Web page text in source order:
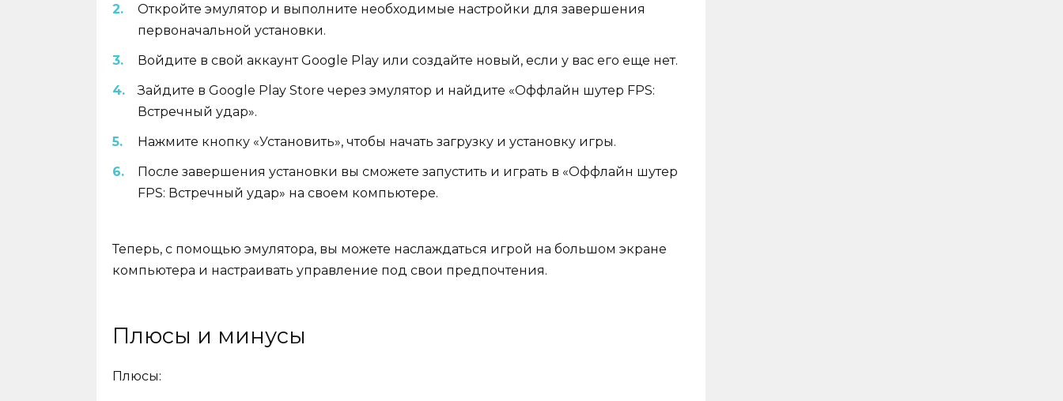
Откройте эмулятор и выполните необходимые настройки для завершения
первоначальной установки.
Войдите в свой аккаунт Google Play или создайте новый, если у вас его еще нет.
Зайдите в Google Play Store через эмулятор и найдите «Оффлайн шутер FPS:
Встречный удар».
Нажмите кнопку «Установить», чтобы начать загрузку и установку игры.
После завершения установки вы сможете запустить и играть в «Оффлайн шутер
FPS: Встречный удар» на своем компьютере.
Теперь, с помощью эмулятора, вы можете наслаждаться игрой на большом экране
компьютера и настраивать управление под свои предпочтения.
Плюсы и минусы
Плюсы: